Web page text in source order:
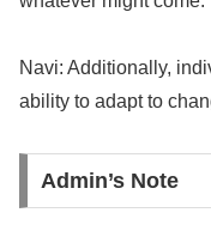
Navi: Additionally,
ability to adapt to
Admin’s Note